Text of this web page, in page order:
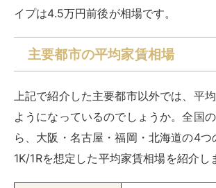
イプは4.5万円前後が相場です。
主要都市の平均家賃相場
上記で紹介した主要都市以外では、平
ようになっているのでしょうか。全国
ら、大阪・名古屋・福岡・北海道の4つ
1K/1Rを想定した平均家賃相場を紹介し